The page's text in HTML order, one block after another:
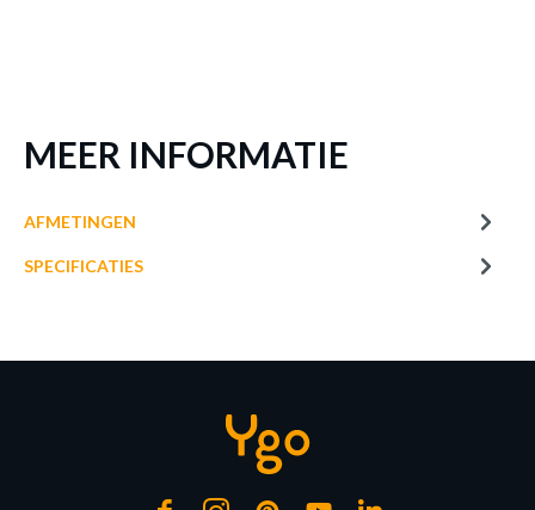
MEER INFORMATIE
AFMETINGEN
SPECIFICATIES